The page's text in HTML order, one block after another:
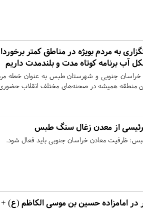
به مردم بویژه در مناطق کمتر
آب برنامه کوتاه مدت و بلندمدت داریم
جنوبی و شهرستان طبس به عنوان خطه
منطقه همیشه در صحنه‌های مختلف انقلاب حضوری
رئیسی از معدن زغال سنگ طبس
ظرفیت معادن خراسان جنوبی باید فعال شود.
امامزاده حسین بن موسی الکاظم (ع) +